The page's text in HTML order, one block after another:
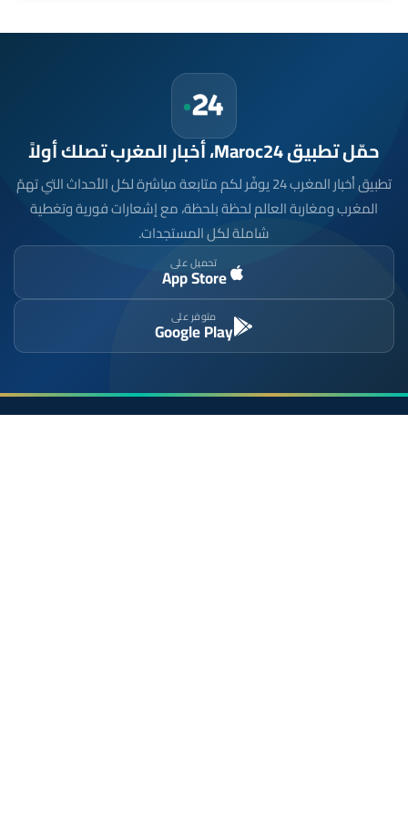
حمّل تطبيق Maroc24، أخبار المغرب تصلك أولاً
تطبيق أخبار المغرب 24 يوفّر لكم متابعة مباشرة لكل الأحداث التي تهمّ
المغرب ومغاربة العالم لحظة بلحظة، مع إشعارات فورية وتغطية
شاملة لكل المستجدات.
تحميل على
App Store
متوفر على
Google Play